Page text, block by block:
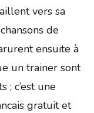
vers sa
de
ensuite à
un trainer sont
; c’est une
gratuit et